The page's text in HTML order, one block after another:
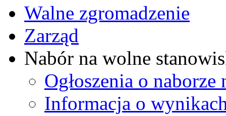
Walne zgromadzenie
Zarząd
Nabór na wolne
Ogłoszenia o
Informacja o